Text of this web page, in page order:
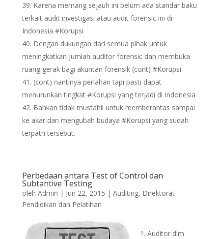
Karena memang sejauh ini belum ada standar baku
terkait audit investigasi atau audit forensic ini di
Indonesia #Korupsi
Dengan dukungan dari semua pihak untuk
meningkatkan jumlah auditor forensic dan membuka
ruang gerak bagi akuntan forensik (cont) #Korupsi
(cont) nantinya perlahan tapi pasti dapat
menurunkan tingkat #Korupsi yang terjadi di Indonesia
Bahkan tidak mustahil untuk memberantas sampai
ke akar dan mengubah budaya #Korupsi yang sudah
terpatri tersebut.
Perbedaan antara Test of Control dan
Subtantive Testing
oleh Admin | Jun 22, 2015 | Auditing, Direktorat
Pendidikan dan Pelatihan
Auditor dlm